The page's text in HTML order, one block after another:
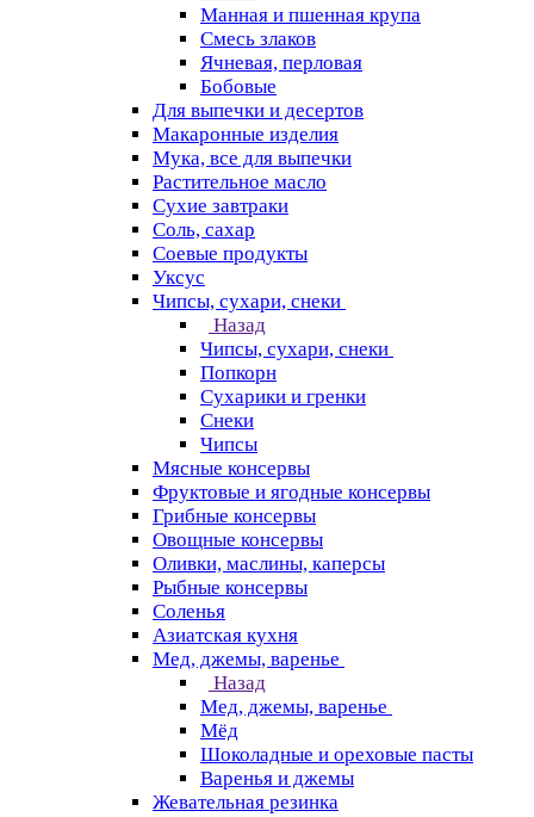
Манная и пшенная крупа
Смесь злаков
Ячневая, перловая
Бобовые
Для выпечки и десертов
Макаронные изделия
Мука, все для выпечки
Растительное масло
Сухие завтраки
Соль, сахар
Соевые продукты
Уксус
Чипсы, сухари, снеки
Назад
Чипсы, сухари, снеки
Попкорн
Сухарики и гренки
Снеки
Чипсы
Мясные консервы
Фруктовые и ягодные консервы
Грибные консервы
Овощные консервы
Оливки, маслины, каперсы
Рыбные консервы
Соленья
Азиатская кухня
Мед, джемы, варенье
Назад
Мед, джемы, варенье
Мёд
Шоколадные и ореховые пасты
Варенья и джемы
Жевательная резинка